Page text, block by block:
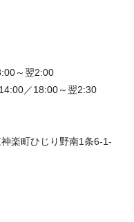
～翌2:00
／18:00～翌2:30
楽町ひじり野南1条6-1-